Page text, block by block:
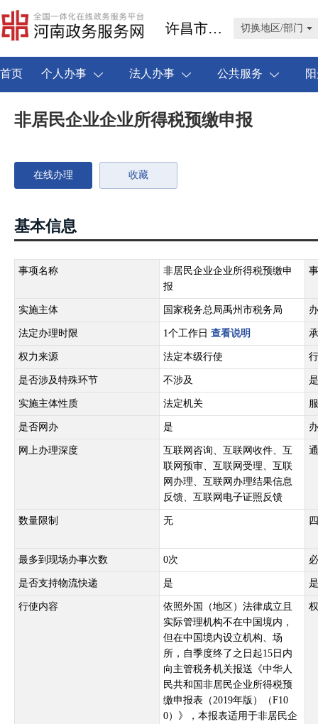
许昌市禹州市 切换地区/部门
首页 个人办事 法人办事 公共服务
非居民企业企业所得税预缴申报
在线办理 收藏
基本信息
事项名称
非居民企业企业所得税预缴申
报
实施主体 国家税务总局禹州市税务局
法定办理时限 1个工作日 查看说明
权力来源 法定本级行使
是否涉及特殊环节 不涉及
实施主体性质 法定机关
是否网办 是
网上办理深度
互联网咨询、互联网收件、互
联网预审、互联网受理、互联
网办理、互联网办理结果信息
反馈、互联网电子证照反馈
数量限制 无
最多到现场办事次数 0次
是否支持物流快递 是
行使内容
依照外国（地区）法律成立且
实际管理机构不在中国境内，
但在中国境内设立机构、场
所，自季度终了之日起15日内
向主管税务机关报送《中华人
民共和国非居民企业所得税预
缴申报表（2019年版）（F10
0）》，本报表适用于非居民企